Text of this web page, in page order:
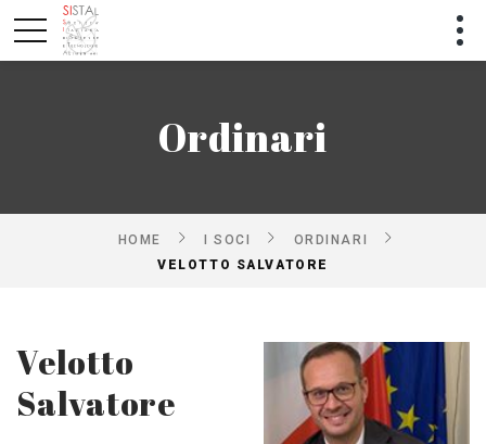
Ordinari
HOME I SOCI
ORDINARI
VELOTTO SALVATORE
Velotto
Salvatore